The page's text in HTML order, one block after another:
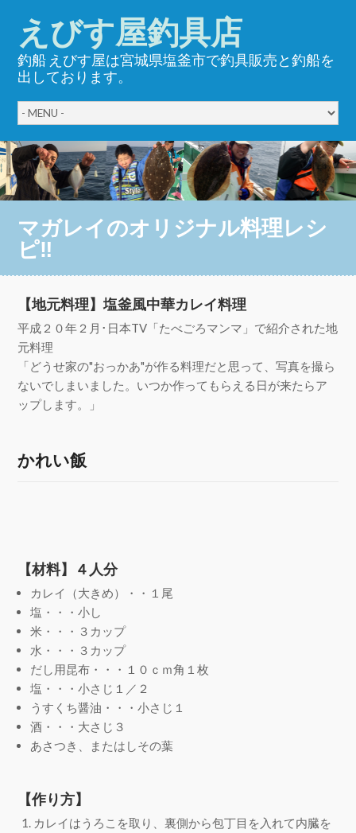
えびす屋釣具店
釣船 えびす屋は宮城県塩釜市で釣具販売と釣船を
出しております。
マガレイのオリジナル料理レシ
ピ‼︎
【地元料理】塩釜風中華カレイ料理
平成２０年２月･日本TV「たべごろマンマ」で紹介された地
元料理
「どうせ家の"おっかあ"が作る料理だと思って、写真を撮ら
ないでしまいました。いつか作ってもらえる日が来たらア
ップします。」
かれい飯
【材料】４人分
カレイ（大きめ）・・１尾
塩・・・小し
米・・・３カップ
水・・・３カップ
だし用昆布・・・１０ｃｍ角１枚
塩・・・小さじ１／２
うすくち醤油・・・小さじ１
酒・・・大さじ３
あさつき、またはしその葉
【作り方】
カレイはうろこを取り、裏側から包丁目を入れて内臓を